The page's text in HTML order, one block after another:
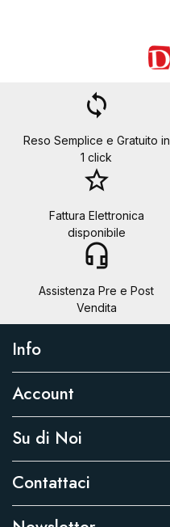
loop
Reso Semplice e Gratuito in
1 click
star_border
Fattura Elettronica
disponibile
headset_mic
Assistenza Pre e Post
Vendita
Info
Account
Su di Noi
Contattaci